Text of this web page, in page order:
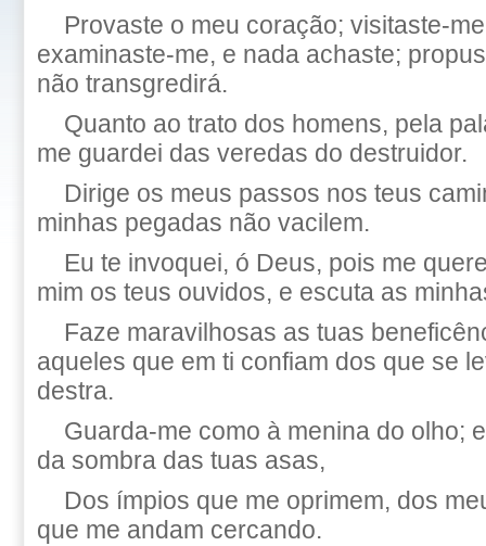
Provaste o meu coração; visitaste-
examinaste-me, e nada achaste;
não transgredirá.
Quanto ao trato dos homens, pela
me guardei das veredas do destruidor.
Dirige os meus passos nos teus
minhas pegadas não vacilem.
Eu te invoquei, ó Deus, pois me
mim os teus ouvidos, e escuta as
Faze maravilhosas as tuas
aqueles que em ti confiam dos que se
destra.
Guarda-me como à menina do olho;
da sombra das tuas asas,
Dos ímpios que me oprimem, dos
que me andam cercando.